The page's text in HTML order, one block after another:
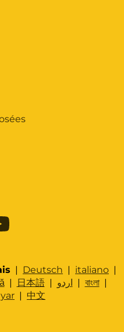
| Deutsch | italiano |
| 日本語| اردو | বাংলা|
| 中文